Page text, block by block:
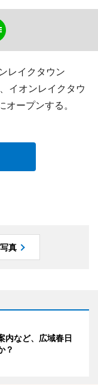
レイクタウン
イオンレイクタウ
ープンする。
真
内など、広域春日
？